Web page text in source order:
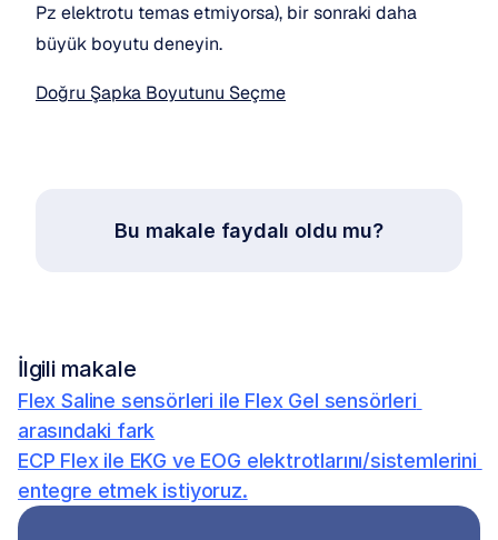
Pz elektrotu temas etmiyorsa), bir sonraki daha
büyük boyutu deneyin.
Doğru Şapka Boyutunu Seçme
Bu makale faydalı oldu mu?
İlgili makale
Flex Saline sensörleri ile Flex Gel sensörleri
arasındaki fark
ECP Flex ile EKG ve EOG elektrotlarını/sistemlerini
entegre etmek istiyoruz.